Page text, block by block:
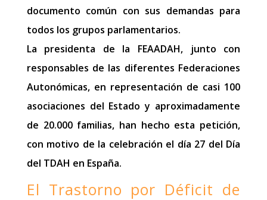
documento común con sus demandas para
todos los grupos parlamentarios.
La presidenta de la FEAADAH, junto con
responsables de las diferentes Federaciones
Autonómicas, en representación de casi 100
asociaciones del Estado y aproximadamente
de 20.000 familias, han hecho esta petición,
con motivo de la celebración el día 27 del Día
del TDAH en España.
El Trastorno por Déficit de